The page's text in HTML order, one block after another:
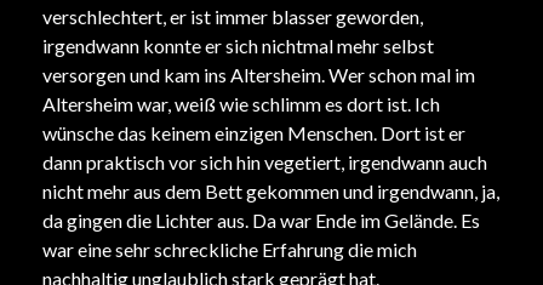
verschlechtert, er ist immer blasser geworden,
irgendwann konnte er sich nichtmal mehr selbst
versorgen und kam ins Altersheim. Wer schon mal im
Altersheim war, weiß wie schlimm es dort ist. Ich
wünsche das keinem einzigen Menschen. Dort ist er
dann praktisch vor sich hin vegetiert, irgendwann auch
nicht mehr aus dem Bett gekommen und irgendwann, ja,
da gingen die Lichter aus. Da war Ende im Gelände. Es
war eine sehr schreckliche Erfahrung die mich
nachhaltig unglaublich stark geprägt hat.